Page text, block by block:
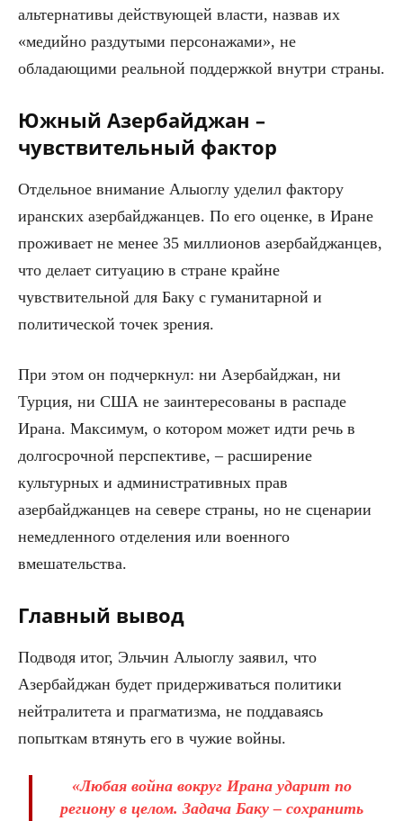
альтернативы действующей власти, назвав их
«медийно раздутыми персонажами», не
обладающими реальной поддержкой внутри страны.
Южный Азербайджан –
чувствительный фактор
Отдельное внимание Алыоглу уделил фактору
иранских азербайджанцев. По его оценке, в Иране
проживает не менее 35 миллионов азербайджанцев,
что делает ситуацию в стране крайне
чувствительной для Баку с гуманитарной и
политической точек зрения.
При этом он подчеркнул: ни Азербайджан, ни
Турция, ни США не заинтересованы в распаде
Ирана. Максимум, о котором может идти речь в
долгосрочной перспективе, – расширение
культурных и административных прав
азербайджанцев на севере страны, но не сценарии
немедленного отделения или военного
вмешательства.
Главный вывод
Подводя итог, Эльчин Алыоглу заявил, что
Азербайджан будет придерживаться политики
нейтралитета и прагматизма, не поддаваясь
попыткам втянуть его в чужие войны.
«Любая война вокруг Ирана ударит по
региону в целом. Задача Баку – сохранить